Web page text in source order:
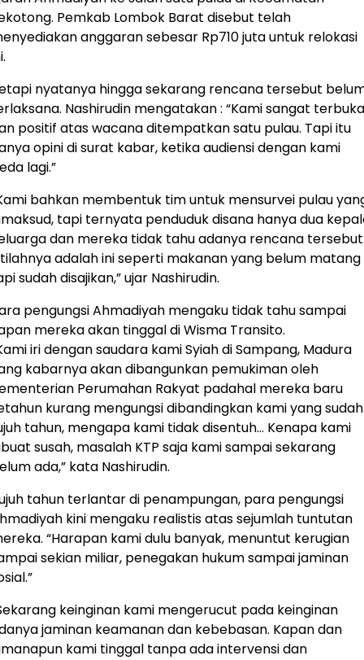
Pemkab Lombok Barat disebut telah
anggaran sebesar Rp710 juta untuk relokasi
nyatanya hingga sekarang rencana tersebut
Nashirudin mengatakan : “Kami sangat terbuka
positif atas wacana ditempatkan satu pulau. Tapi itu
opini di surat kabar, ketika audiensi dengan kami
lagi.”
bahkan membentuk tim untuk mensurvei pulau
tapi ternyata penduduk disana hanya dua
dan mereka tidak tahu adanya rencana
adalah ini seperti makanan yang belum matang
sudah disajikan,” ujar Nashirudin.
pengungsi Ahmadiyah mengaku tidak tahu sampai
mereka akan tinggal di Wisma Transito.
iri dengan saudara kami Syiah di Sampang, Madura
kabarnya akan dibangunkan pemukiman oleh
Perumahan Rakyat padahal mereka baru
kurang mengungsi dibandingkan kami yang sudah
tahun, mengapa kami tidak disentuh… Kenapa kami
susah, masalah KTP saja kami sampai sekarang
ada,” kata Nashirudin.
tahun terlantar di penampungan, para pengungsi
kini mengaku realistis atas sejumlah tuntutan
“Harapan kami dulu banyak, menuntut kerugian
sekian miliar, penegakan hukum sampai jaminan
keinginan kami mengerucut pada keinginan
jaminan keamanan dan kebebasan. Kapan dan
kami tinggal tanpa ada intervensi dan